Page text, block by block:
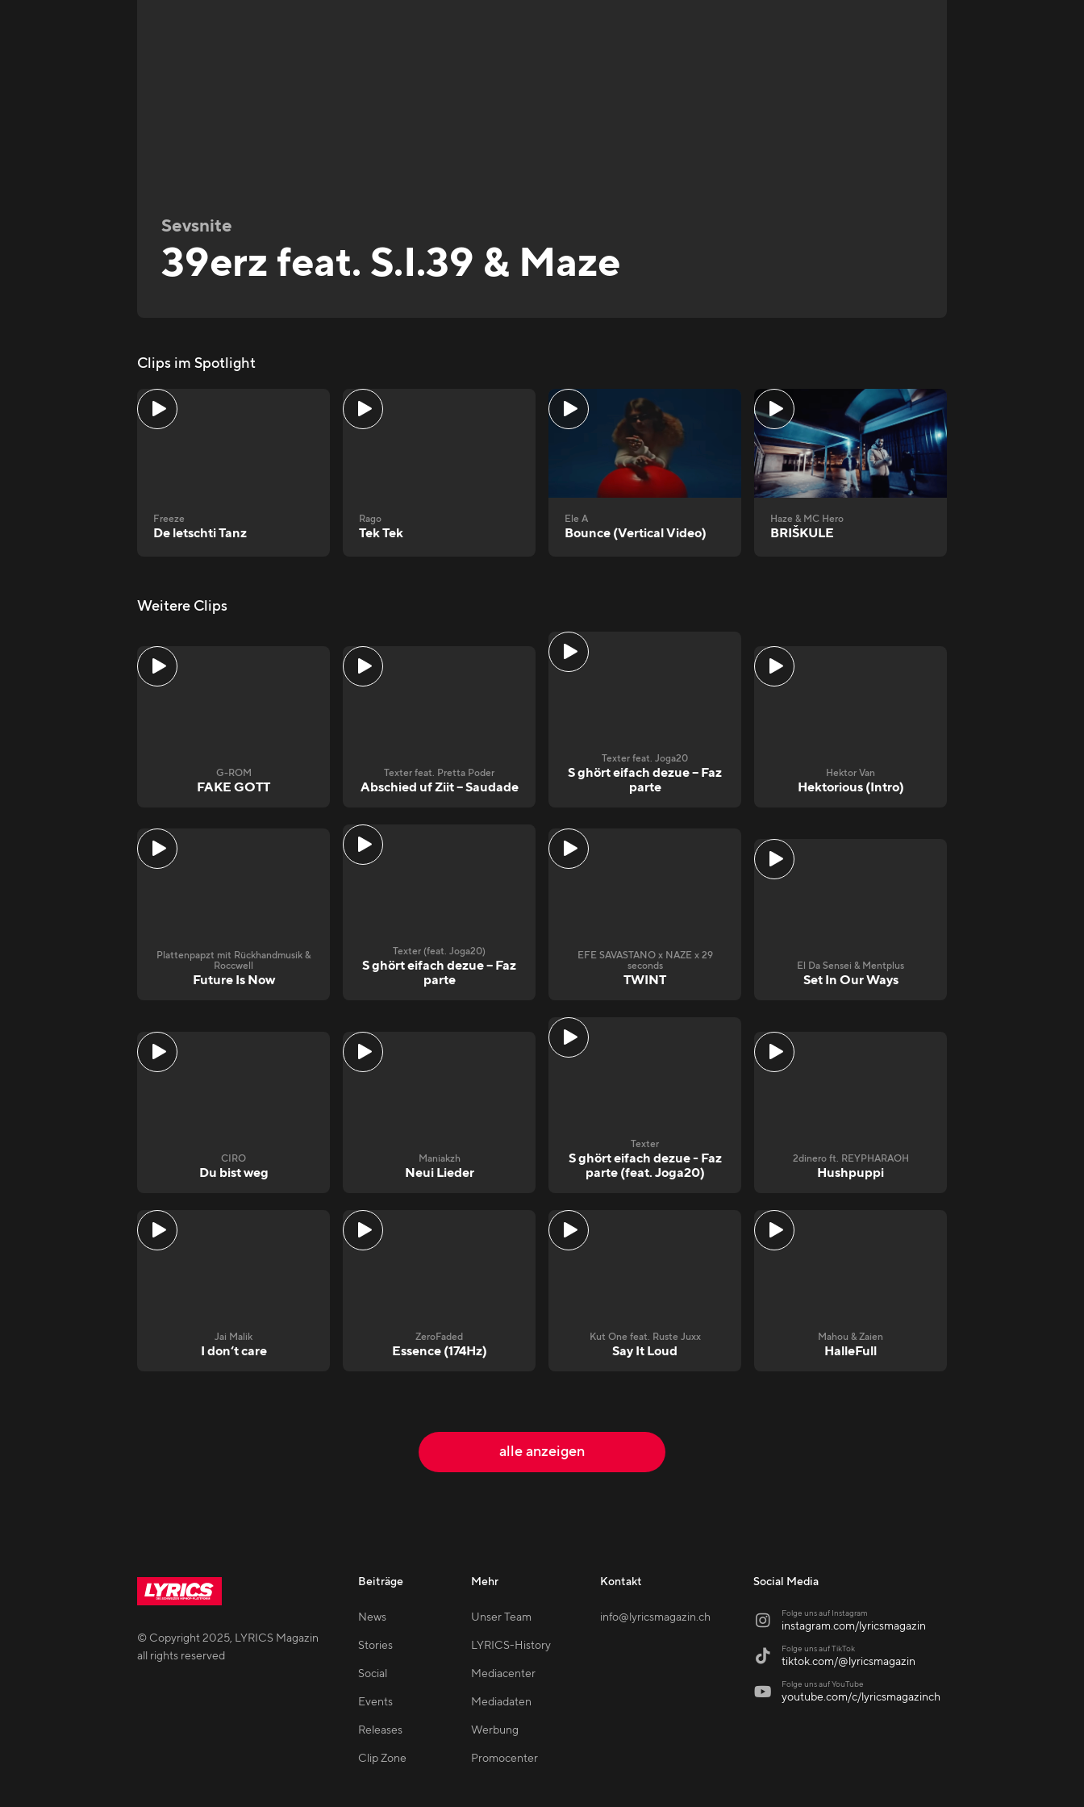
Sevsnite
39erz feat. S.I.39 & Maze
Clips im Spotlight
Freeze
De letschti Tanz
Rago
Tek Tek
Ele A
Bounce (Vertical Video)
Haze & MC Hero
BRIŠKULE
Weitere Clips
G-ROM
FAKE GOTT
Texter feat. Pretta Poder
Abschied uf Ziit – Saudade
Texter feat. Joga20
S ghört eifach dezue – Faz
parte
Hektor Van
Hektorious (Intro)
Plattenpapzt mit Rückhandmusik &
Roccwell
Future Is Now
Texter (feat. Joga20)
S ghört eifach dezue – Faz
parte
EFE SAVASTANO x NAZE x 29
seconds
TWINT
El Da Sensei & Mentplus
Set In Our Ways
CIRO
Du bist weg
Maniakzh
Neui Lieder
Texter
S ghört eifach dezue - Faz
parte (feat. Joga20)
2dinero ft. REYPHARAOH
Hushpuppi
Jai Malik
I don‘t care
ZeroFaded
Essence (174Hz)
Kut One feat. Ruste Juxx
Say It Loud
Mahou & Zaien
HalleFull
alle anzeigen
© Copyright2025, LYRICS Magazin
all rights reserved
Beiträge
News
Stories
Social
Events
Releases
Clip Zone
Mehr
Unser Team
LYRICS-History
Mediacenter
Mediadaten
Werbung
Promocenter
Kontakt
info@lyricsmagazin.ch
Social Media
 Folge uns auf Instagram
instagram.com/lyricsmagazin
 Folge uns auf TikTok
tiktok.com/@lyricsmagazin
 Folge uns auf YouTube
youtube.com/c/lyricsmagazinch